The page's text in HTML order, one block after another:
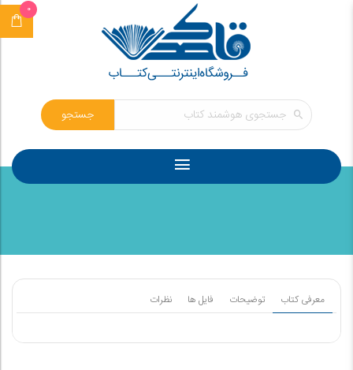
0
جستجو
معرفی کتاب توضیحات فایل ها نظرات